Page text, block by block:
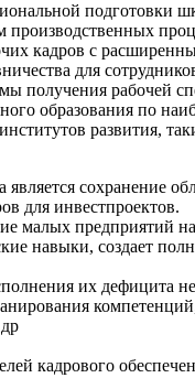
подготовки
кадров с
для
получения
образования по
развития,
сохранение
для инвестпроектов.
малых предприятий
навыки, создает
их дефицита
кадрового